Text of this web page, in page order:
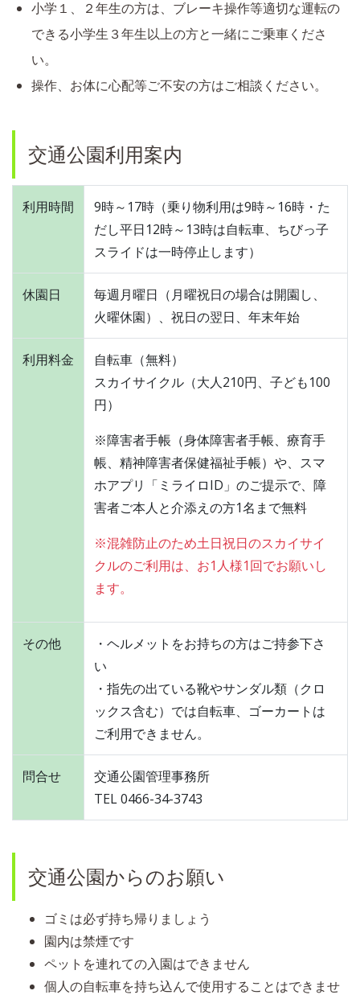
小学１、２年生の方は、ブレーキ操作等適切な運転の
できる小学生３年生以上の方と一緒にご乗車くださ
い。
操作、お体に心配等ご不安の方はご相談ください。
交通公園利用案内
利用時間
9時～17時（乗り物利用は9時～16時・た
だし平日12時～13時は自転車、ちびっ子
スライドは一時停止します）
休園日
毎週月曜日（月曜祝日の場合は開園し、
火曜休園）、祝日の翌日、年末年始
利用料金
自転車（無料）
スカイサイクル（大人210円、子ども100
円）
※障害者手帳（身体障害者手帳、療育手
帳、精神障害者保健福祉手帳）や、スマ
ホアプリ「ミライロID」のご提示で、障
害者ご本人と介添えの方1名まで無料
※混雑防止のため土日祝日のスカイサイ
クルのご利用は、お1人様1回でお願いし
ます。
その他
・ヘルメットをお持ちの方はご持参下さ
い
・指先の出ている靴やサンダル類（クロ
ックス含む）では自転車、ゴーカートは
ご利用できません。
問合せ
交通公園管理事務所
TEL 0466-34-3743
交通公園からのお願い
ゴミは必ず持ち帰りましょう
園内は禁煙です
ペットを連れての入園はできません
個人の自転車を持ち込んで使用することはできませ